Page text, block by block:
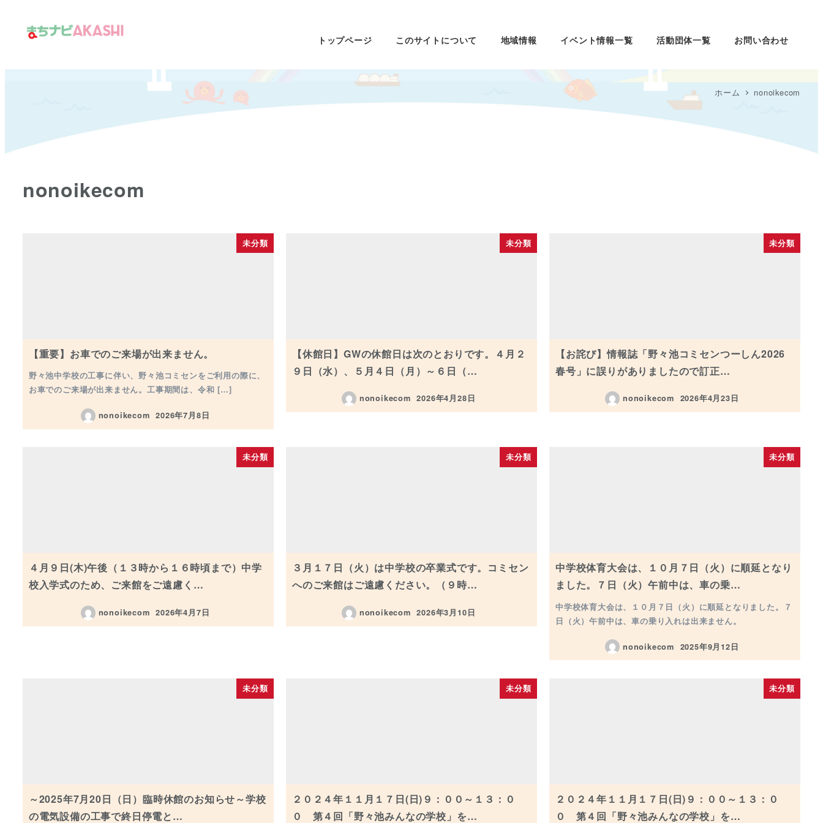
へ
トップページ このサイトについて 地域情報 イベント情報一覧 活動団体一覧 お問い合わせ
ホーム nonoikecom
nonoikecom
未分類
【重要】お車でのご来場が出来ません。
野々池中学校の工事に伴い、野々池コミセンをご利用の際に、
お車でのご来場が出来ません。工事期間は、令和 […]
nonoikecom
投稿日
2026年7月8日
未分類
【休館日】GWの休館日は次のとおりです。４月２
９日（水）、５月４日（月）～６日（…
nonoikecom
投稿日
2026年4月28日
未分類
【お詫び】情報誌「野々池コミセンつーしん2026
春号」に誤りがありましたので訂正…
nonoikecom
投稿日
2026年4月23日
未分類
４月９日(木)午後（１３時から１６時頃まで）中学
校入学式のため、ご来館をご遠慮く…
nonoikecom
投稿日
2026年4月7日
未分類
３月１７日（火）は中学校の卒業式です。コミセン
へのご来館はご遠慮ください。（９時…
nonoikecom
投稿日
2026年3月10日
未分類
中学校体育大会は、１０月７日（火）に順延となり
ました。７日（火）午前中は、車の乗…
中学校体育大会は、１０月７日（火）に順延となりました。７
日（火）午前中は、車の乗り入れは出来ません。
nonoikecom
投稿日
2025年9月12日
未分類
～2025年7月20日（日）臨時休館のお知らせ～学校
の電気設備の工事で終日停電と…
未分類
２０２４年１１月１７日(日)９：００～１３：０
０ 第４回「野々池みんなの学校」を…
未分類
２０２４年１１月１７日(日)９：００～１３：０
０ 第４回「野々池みんなの学校」を…